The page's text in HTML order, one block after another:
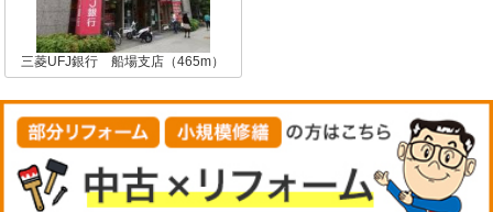
三菱UFJ銀行 船場支店（465m）